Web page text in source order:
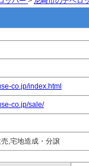
co.jp/index.html
co.jp/sale/
,宅地造成・分譲